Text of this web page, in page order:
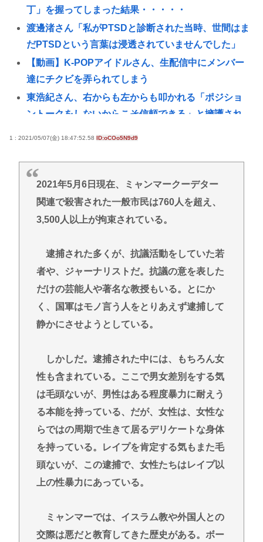
丁」を握ってしまった結果・・・・・
渡邊渚さん「私がPTSDと診断された当時、世間はま
だPTSDという言葉は浸透されていませんでした」
【動画】K-POPアイドルさん、生配信中にメンバー
達にチクビを弄られてしまう
東浩紀さん、右からも左からも叩かれる「ポジショ
ントークをしないからこそ信頼できる」と擁護され
国税 ギャンブル脱税パパ活etc..「こんなことでは国
民の信用がなくなってしまう」
【九州名物】鶏刺し食べた医師、全身麻痺へ…「死
んだほうが良かった」
を摘出 脳幹など損傷受け植物状態に
【悲報】中居正広「俺が来たことは内緒だべ」極秘
で熊本でボランティアをしていた
イチローの晩年(2011-2019)の成績、流石に擁護でき
ないwww
ターが絶賛 過激描写はBPOでも議論に
避難所地獄と化す「ずっと同じ食べ物&断水でトイレ
流せず悪臭&床に直接就寝&コロナ感染」
高橋名人が左手のバネを取るため手術を決意
Powered by livedoor 相互RSS
1 : 2021/05/07(金) 18:47:52.58 ID:oCOo5N9d9
2021年5月6日現在、ミャンマークーデター
関連で殺害された一般市民は760人を超え、
3,500人以上が拘束されている。
逮捕された多くが、抗議活動をしていた若
者や、ジャーナリストだ。抗議の意を表した
だけの芸能人や著名な教授もいる。とにか
く、国軍はモノ言う人をとりあえず逮捕して
静かにさせようとしている。
しかしだ。逮捕された中には、もちろん女
性も含まれている。ここで男女差別をする気
は毛頭ないが、男性はある程度暴力に耐えう
る本能を持っている、だが、女性は、女性な
らではの周期で生きて居るデリケートな身体
を持っている。レイプを肯定する気もまた毛
頭ないが、この逮捕で、女性たちはレイプ以
上の性暴力にあっている。
ミャンマーでは、イスラム教や外国人との
交際は悪だと教育してきた歴史がある。ボー